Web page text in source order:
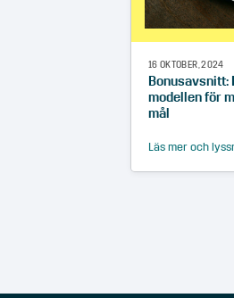
16 OKTOBER, 2024
Bonusavsnitt:
modellen för
mål
Läs mer och